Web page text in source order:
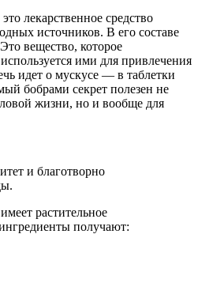
лекарственное средство
источников. В его составе
вещество, которое
ими для привлечения
идет о мускусе — в таблетки
бобрами секрет полезен не
жизни, но и вообще для
и благотворно
растительное
получают: